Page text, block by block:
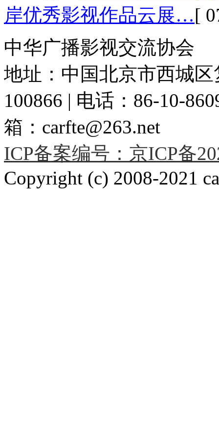
岸优秀影视作品云展…[
中华广播影视交流协会
地址：中国北京市西城
100866 | 电话：86-10-
箱：carfte@263.net
ICP备案编号：京ICP备
Copyright (c) 2008-2021